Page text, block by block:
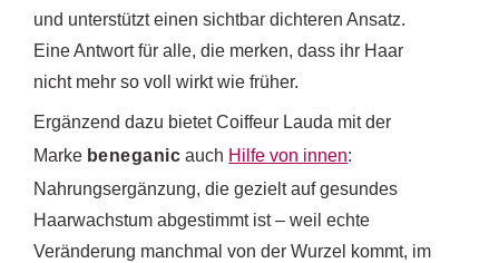
und unterstützt einen sichtbar dichteren Ansatz.
Eine Antwort für alle, die merken, dass ihr Haar
nicht mehr so voll wirkt wie früher.
Ergänzend dazu bietet Coiffeur Lauda mit der
Marke beneganic auch Hilfe von innen:
Nahrungsergänzung, die gezielt auf gesundes
Haarwachstum abgestimmt ist – weil echte
Veränderung manchmal von der Wurzel kommt, im